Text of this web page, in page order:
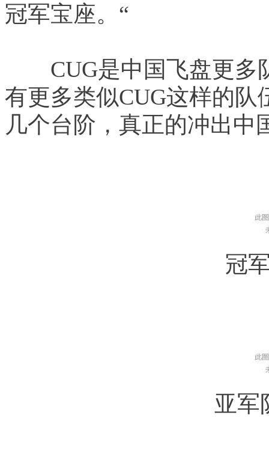
冠军宝座。“
CUG是中国飞盘更多
有更多类似CUG这样的
几个台阶，真正的冲出中
冠
亚军